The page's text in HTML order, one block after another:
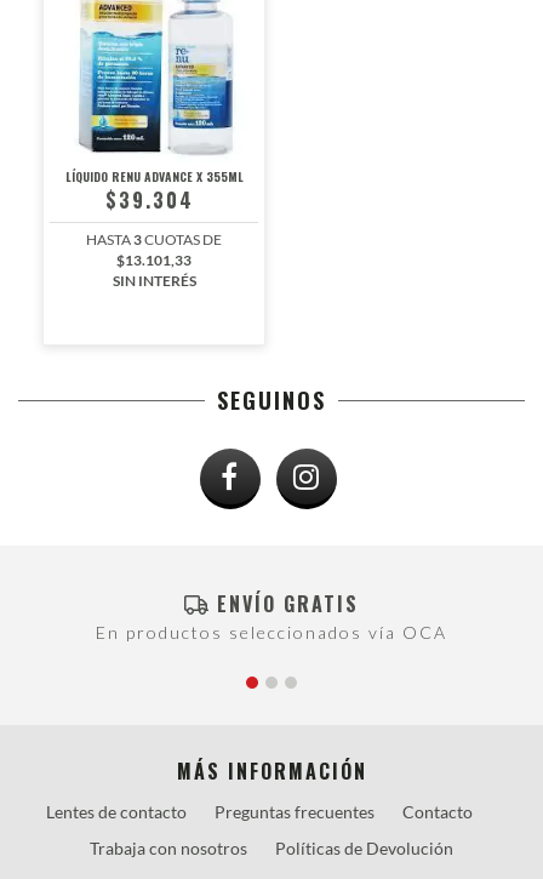
LÍQUIDO RENU ADVANCE X 355ML
$39.304
HASTA3CUOTAS DE
$13.101,33
SIN INTERÉS
SEGUINOS
ENVÍO GRATIS
En productos seleccionados vía OCA
MÁS INFORMACIÓN
Lentes de contacto Preguntas frecuentes
Contacto
Trabaja con nosotros
Políticas de Devolución